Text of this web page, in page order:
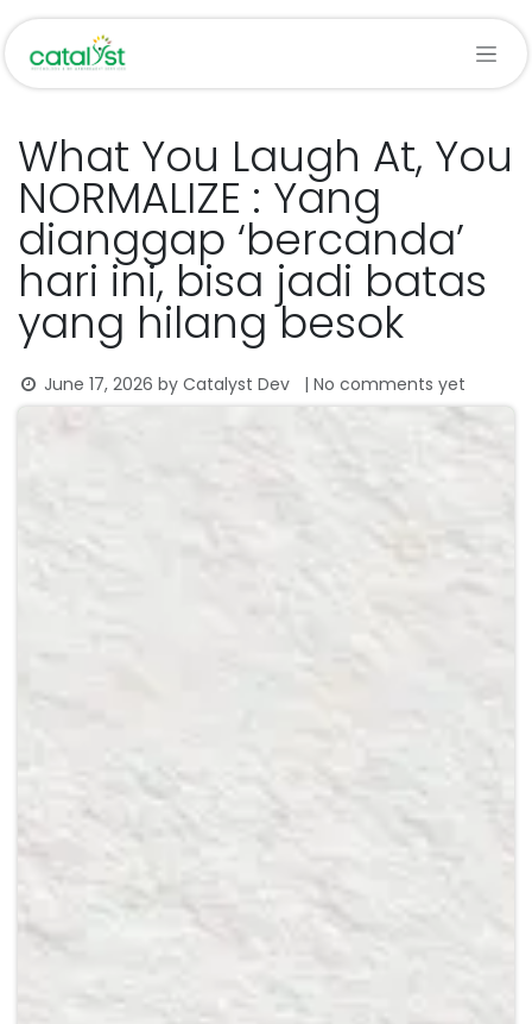
What You Laugh At, You
NORMALIZE : Yang
dianggap ‘bercanda’
hari ini, bisa jadi batas
yang hilang besok
June 17, 2026 by Catalyst Dev | No comments yet